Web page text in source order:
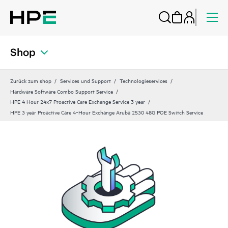
Shop
Zurück zum shop Services und Support
Technologieservices
Hardware Software Combo Support Service
HPE 4 Hour 24x7 Proactive Care Exchange Service 3 year
HPE 3 year Proactive Care 4‑Hour Exchange Aruba 2530 48G POE Switch Service